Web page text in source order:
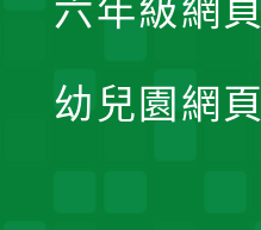
六年級網頁
幼兒園網頁